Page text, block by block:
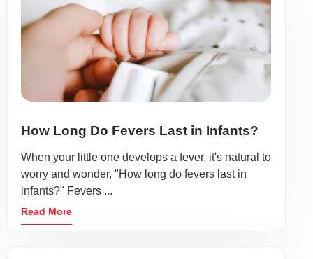
How Long Do Fevers Last in Infants?
When your little one develops a fever, it's natural to
worry and wonder, "How long do fevers last in
infants?" Fevers ...
Read More